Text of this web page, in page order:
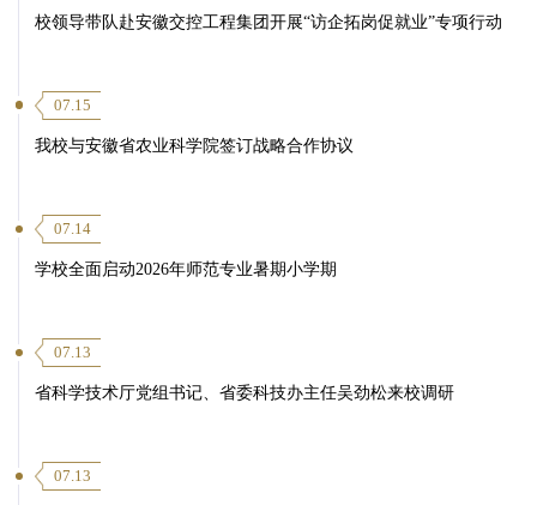
校领导带队赴安徽交控工程集团开展“访企拓岗促就业”专项行动
07.15
我校与安徽省农业科学院签订战略合作协议
07.14
学校全面启动2026年师范专业暑期小学期
07.13
省科学技术厅党组书记、省委科技办主任吴劲松来校调研
07.13